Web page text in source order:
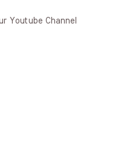
Youtube Channel